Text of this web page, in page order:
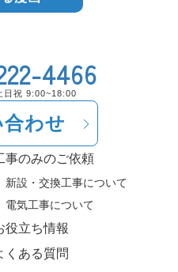
4466
日祝 9:00~18:00
わせ
事のみのご依頼
新設・交換工事について
電気工事について
役立ち情報
くある質問